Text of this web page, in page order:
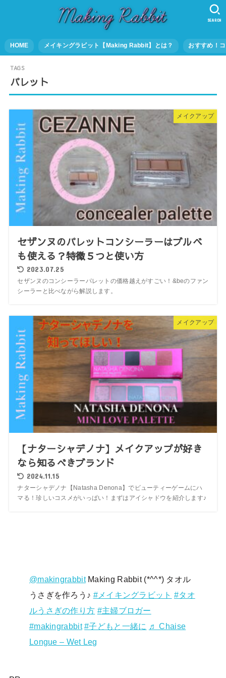
HOME メイキングラビット【Making Rabbit】とは？ おすすめ！
SEARCH
パレット
メイクアップ
セザンヌのパレットコンシーラーはブルベ
も使える？特徴５つと使い方
2023.07.25
セザンヌのコンシーラーパレットの価格越えがすごい！&beのファン
シーラーと比べながら解説します。
メイクアップ
【ナターシャデノナ】メイクアップが好き
なら知るべきブランド
2024.11.15
ナターシャデノナ【Natasha Denona】でビューティーゲームにハ
マる！珍しいコスメがいっぱい！まずはアイシャドウを紹介します♪
@makingrabbitMaking Rabbit (*^^*) タオル
うさぎを作ろう♪ #メイキングラビット #タオ
ルうさぎの作り方 #主婦ブロガー
#makingrabbit #子どもと一緒に ♬ Chaise
Longue – Wet Leg